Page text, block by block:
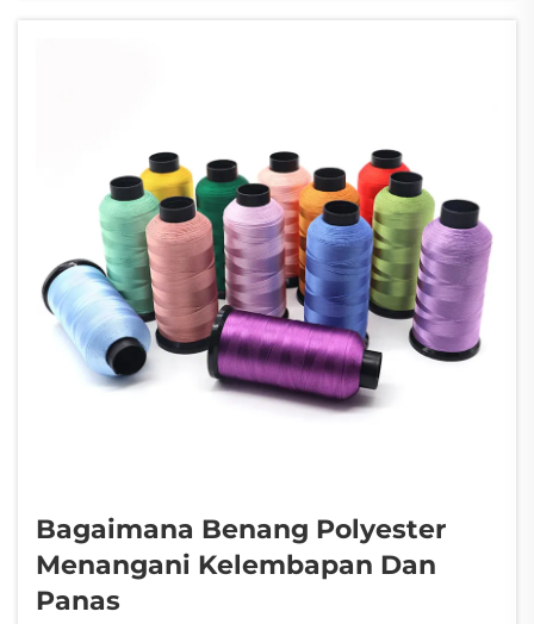
Bagaimana Benang Polyester
Menangani Kelembapan Dan
Panas